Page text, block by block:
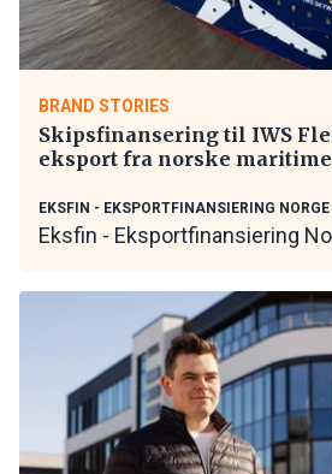
BRAND STORIES
Skipsfinansering til IWS
eksport fra norske
EKSFIN - EKSPORTFINANSIERING NORGE
Eksfin - Eksportfinansiering